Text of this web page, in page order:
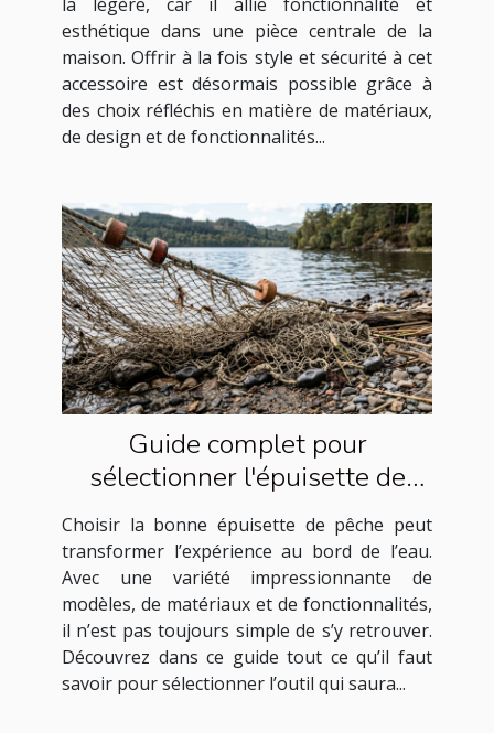
esthétique dans une pièce centrale de la
maison. Offrir à la fois style et sécurité à cet
accessoire est désormais possible grâce à
des choix réfléchis en matière de matériaux,
de design et de fonctionnalités...
Guide complet pour
sélectionner l'épuisette de
pêche idéale
Choisir la bonne épuisette de pêche peut
transformer l’expérience au bord de l’eau.
Avec une variété impressionnante de
modèles, de matériaux et de fonctionnalités,
il n’est pas toujours simple de s’y retrouver.
Découvrez dans ce guide tout ce qu’il faut
savoir pour sélectionner l’outil qui saura...